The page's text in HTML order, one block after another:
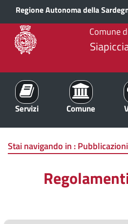
Regione Autonoma della
Comune
Servizi Comune
Stai navigando in :